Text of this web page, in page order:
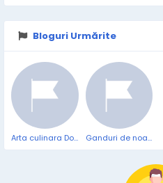
Bloguri Urmărite
Arta culinara Doina Ganduri de noapte (sportive)